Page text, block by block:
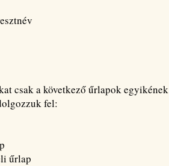
csak a következő űrlapok egyikének
fel:
űrlap